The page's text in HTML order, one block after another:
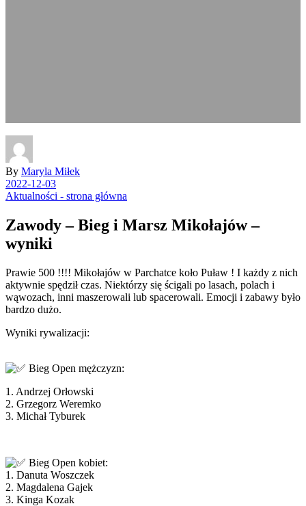
By Maryla Miłek
2022-12-03
Aktualności - strona główna
Zawody – Bieg i Marsz Mikołajów –
wyniki
Prawie 500 !!!! Mikołajów w Parchatce koło Puław ! I każdy z nich
aktywnie spędził czas. Niektórzy się ścigali po lasach, polach i
wąwozach, inni maszerowali lub spacerowali. Emocji i zabawy było
bardzo dużo.
Wyniki rywalizacji:
Bieg Open mężczyzn:
1. Andrzej Orłowski
2. Grzegorz Weremko
3. Michał Tyburek
Bieg Open kobiet:
1. Danuta Woszczek
2. Magdalena Gajek
3. Kinga Kozak